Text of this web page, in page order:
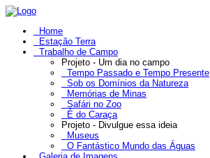
Home
Estação Terra
Trabalho de Campo
Projeto - Um dia no campo
Tempo Passado e Tempo Presente
Sob os Domínios da Natureza
Memórias de Minas
Safári no Zoo
É do Caraça
Projeto - Divulgue essa ideia
Museus
O Fantástico Mundo das Águas